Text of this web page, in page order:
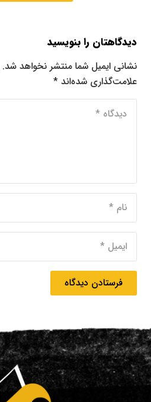
دیدگاهتان را بنویسید
نشانی ایمیل شما منتشر نخواهد شد.
علامت‌گذاری شده‌اند *
فرستادن دیدگاه